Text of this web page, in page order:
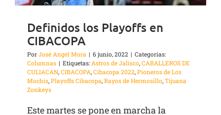
Definidos los Playoffs en
CIBACOPA
PorJosé Angel Mora | 6 junio, 2022 | Categorías:
Columnas | Etiquetas: Astros de Jalisco,CABALLEROS DE
CULIACAN,CIBACOPA,Cibacopa 2022,Pioneros de Los
Mochis,Playoffs Cibacopa,Rayos de Hermosillo,Tijuana
Zonkeys
Este martes se pone en marcha la